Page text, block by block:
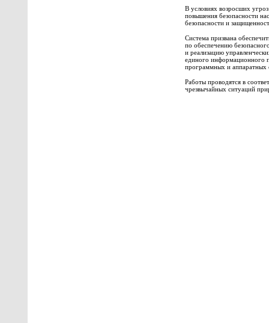
В условиях возросших
повышения безопасности
безопасности и
Система призвана
по обеспечению
и реализацию
единого информационного
программных и аппаратных
Работы проводятся в
чрезвычайных ситуаций